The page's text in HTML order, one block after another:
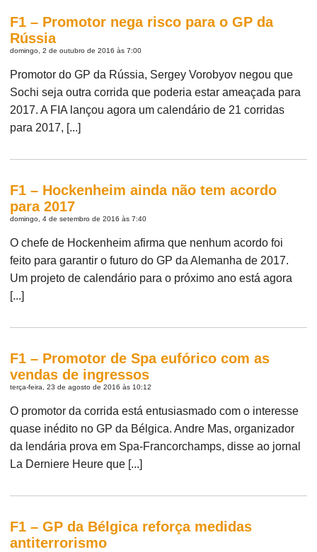
F1 – Promotor nega risco para o GP da
Rússia
domingo, 2 de outubro de 2016 às 7:00
Promotor do GP da Rússia, Sergey Vorobyov negou que
Sochi seja outra corrida que poderia estar ameaçada para
2017. A FIA lançou agora um calendário de 21 corridas
para 2017, [...]
F1 – Hockenheim ainda não tem acordo
para 2017
domingo, 4 de setembro de 2016 às 7:40
O chefe de Hockenheim afirma que nenhum acordo foi
feito para garantir o futuro do GP da Alemanha de 2017.
Um projeto de calendário para o próximo ano está agora
[...]
F1 – Promotor de Spa eufórico com as
vendas de ingressos
terça-feira, 23 de agosto de 2016 às 10:12
O promotor da corrida está entusiasmado com o interesse
quase inédito no GP da Bélgica. Andre Mas, organizador
da lendária prova em Spa-Francorchamps, disse ao jornal
La Derniere Heure que [...]
F1 – GP da Bélgica reforça medidas
antiterrorismo